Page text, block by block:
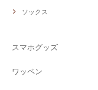
ソックス
スマホグッズ
ワッペン